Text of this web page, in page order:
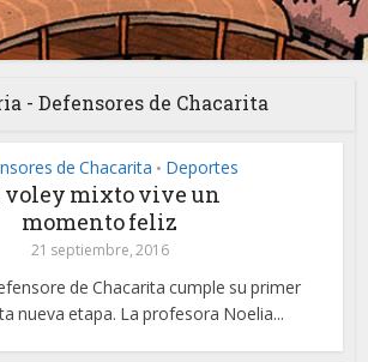
- Defensores de Chacarita
de Chacarita • Deportes
voley mixto vive un
momento feliz
21 septiembre, 2016
de Chacarita cumple su primer
nueva etapa. La profesora Noelia...